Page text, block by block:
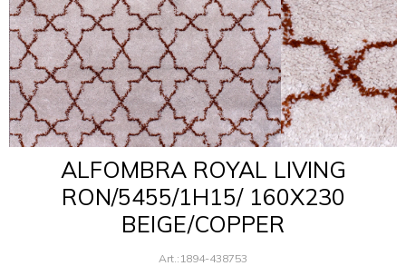
ALFOMBRA ROYAL LIVING
RON/5455/1H15/ 160X230
BEIGE/COPPER
1894-438753